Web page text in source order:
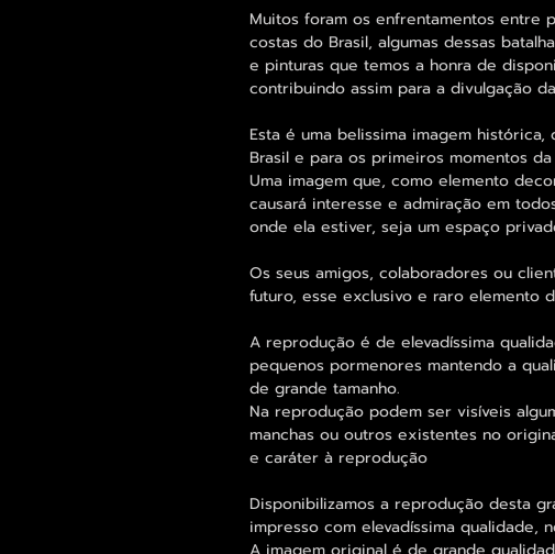
Muitos foram os enfrentamentos entre
costas do Brasil, algumas dessas
e pinturas que temos a honra de
contribuindo assim para a divulgação
Esta é uma belissima imagem
Brasil e para os primeiros momentos
Uma imagem que, como elemento
causará interesse e admiração em
onde ela estiver, seja um espaço
Os seus amigos, colaboradores ou
futuro, esse exclusivo e raro elemento
A reprodução é de elevadíssima
pequenos pormenores mantendo a
de grande tamanho.
Na reprodução podem ser visíveis
manchas ou outros existentes no
e caráter à reprodução
Disponibilizamos a reprodução desta
impresso com elevadíssima qualidade,